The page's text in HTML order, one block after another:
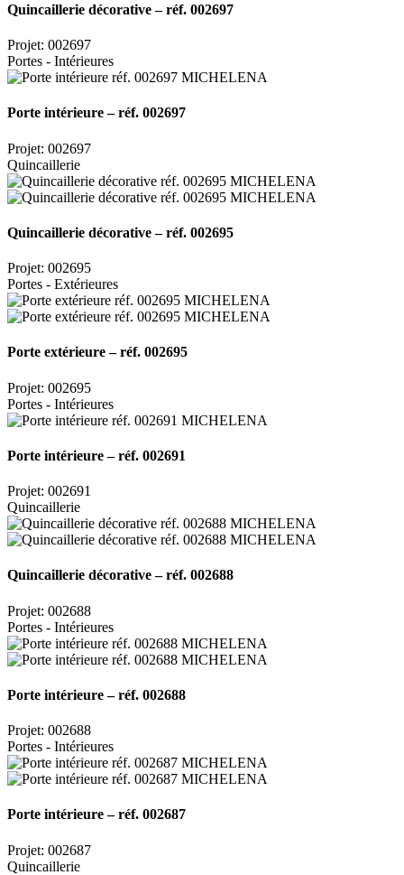
Quincaillerie décorative – réf. 002697
Projet: 002697
Portes - Intérieures
Porte intérieure – réf. 002697
Projet: 002697
Quincaillerie
Quincaillerie décorative – réf. 002695
Projet: 002695
Portes - Extérieures
Porte extérieure – réf. 002695
Projet: 002695
Portes - Intérieures
Porte intérieure – réf. 002691
Projet: 002691
Quincaillerie
Quincaillerie décorative – réf. 002688
Projet: 002688
Portes - Intérieures
Porte intérieure – réf. 002688
Projet: 002688
Portes - Intérieures
Porte intérieure – réf. 002687
Projet: 002687
Quincaillerie